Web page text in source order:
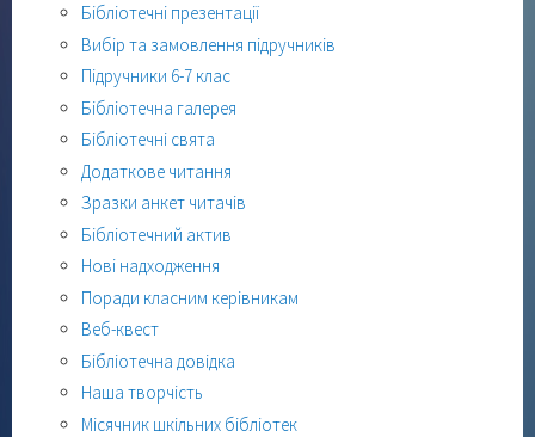
Бібліотечні презентації
Вибір та замовлення підручників
Підручники 6-7 клас
Бібліотечна галерея
Бібліотечні свята
Додаткове читання
Зразки анкет читачів
Бібліотечний актив
Нові надходження
Поради класним керівникам
Веб-квест
Бібліотечна довідка
Наша творчість
Місячник шкільних бібліотек